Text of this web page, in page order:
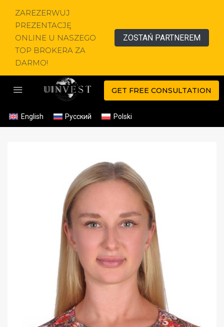
ZAREZERWUJ
PREZENTACJĘ
ONLINE U NASZEGO
TOP BROKERA ZA
DARMO!
ZOSTAŃ PARTNEREM
GET FREE CONSULTATION
English Русский Polski